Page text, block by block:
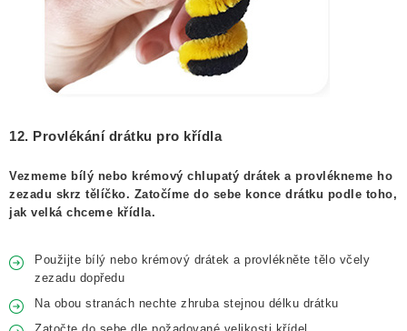
12. Provlékání drátku pro křídla
Vezmeme bílý nebo krémový chlupatý drátek a provlékneme ho
zezadu skrz tělíčko. Zatočíme do sebe konce drátku podle toho,
jak velká chceme křídla.
Použijte bílý nebo krémový drátek a provlékněte tělo včely
zezadu dopředu
Na obou stranách nechte zhruba stejnou délku drátku